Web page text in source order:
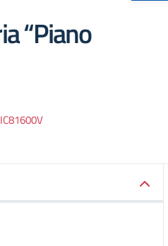
“Piano